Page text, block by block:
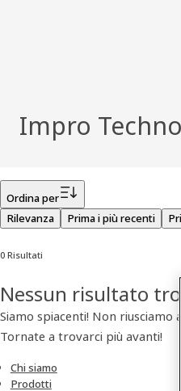
Impro
Ordina per
Rilevanza
Prima i più recenti
0 Risultati
Nessun risultato
Siamo spiacenti! Non
Tornate a trovarci più avanti!
Chi siamo
Prodotti